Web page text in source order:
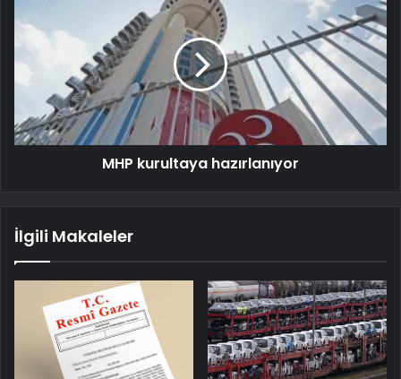
MHP kurultaya hazırlanıyor
İlgili Makaleler